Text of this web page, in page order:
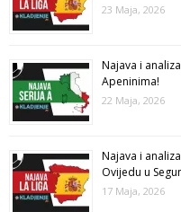
23 Maja, 2026
Najava i
Apeninima!
22 Maja, 2026
Najava i
Ovijedu u
17 Maja, 2026